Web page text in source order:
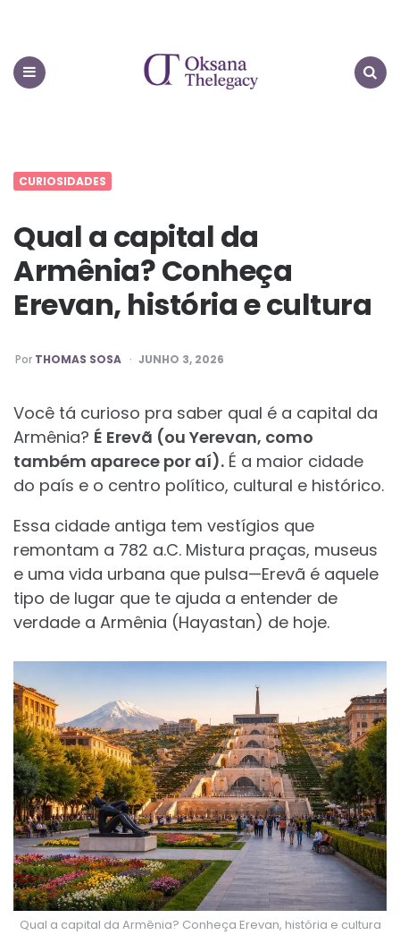
CURIOSIDADES
Qual a capital da
Armênia? Conheça
Erevan, história e cultura
PUBLICADO
POR
Por THOMAS SOSA JUNHO 3, 2026
Você tá curioso pra saber qual é a capital da
Armênia? É Erevã (ou Yerevan, como
também aparece por aí). É a maior cidade
do país e o centro político, cultural e histórico.
Essa cidade antiga tem vestígios que
remontam a 782 a.C. Mistura praças, museus
e uma vida urbana que pulsa—Erevã é aquele
tipo de lugar que te ajuda a entender de
verdade a Armênia (Hayastan) de hoje.
Qual a capital da Armênia? Conheça Erevan, história e cultura